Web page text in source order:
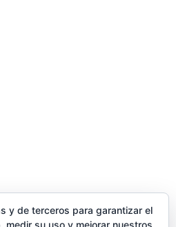
y de terceros para garantizar el
medir su uso y mejorar nuestros